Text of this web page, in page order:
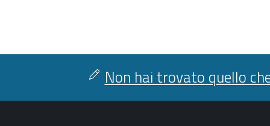
Non hai trovato quello